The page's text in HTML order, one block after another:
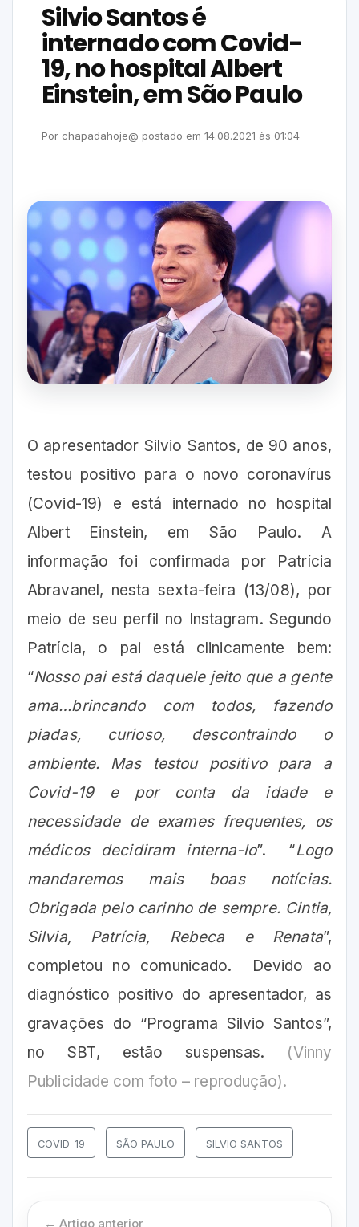
Silvio Santos é
internado com Covid-
19, no hospital Albert
Einstein, em São Paulo
Por chapadahoje@ postado em 14.08.2021 às 01:04
O apresentador Silvio Santos, de 90 anos,
testou positivo para o novo coronavírus
(Covid-19) e está internado no hospital
Albert Einstein, em São Paulo. A
informação foi confirmada por Patrícia
Abravanel, nesta sexta-feira (13/08), por
meio de seu perfil no Instagram. Segundo
Patrícia, o pai está clinicamente bem:
“Nosso pai está daquele jeito que a gente
ama…brincando com todos, fazendo
piadas, curioso, descontraindo o
ambiente. Mas testou positivo para a
Covid-19 e por conta da idade e
necessidade de exames frequentes, os
médicos decidiram interna-lo”. “Logo
mandaremos mais boas notícias.
Obrigada pelo carinho de sempre. Cintia,
Silvia, Patrícia, Rebeca e Renata”,
completou no comunicado. Devido ao
diagnóstico positivo do apresentador, as
gravações do “Programa Silvio Santos”,
no SBT, estão suspensas. (Vinny
Publicidade com foto – reprodução).
COVID-19 SÃO PAULO SILVIO SANTOS
← Artigo anterior